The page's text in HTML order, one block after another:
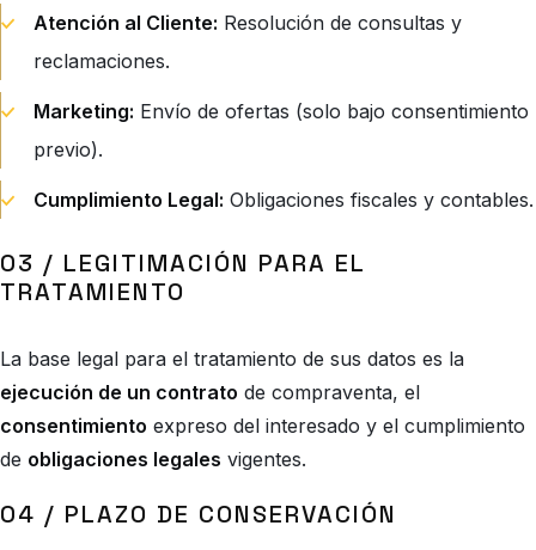
Atención al Cliente: Resolución de consultas y
reclamaciones.
Marketing: Envío de ofertas (solo bajo consentimiento
previo).
Cumplimiento Legal: Obligaciones fiscales y contables.
03 / LEGITIMACIÓN PARA EL
TRATAMIENTO
La base legal para el tratamiento de sus datos es la
ejecución de un contrato de compraventa, el
consentimiento expreso del interesado y el cumplimiento
de obligaciones legales vigentes.
04 / PLAZO DE CONSERVACIÓN